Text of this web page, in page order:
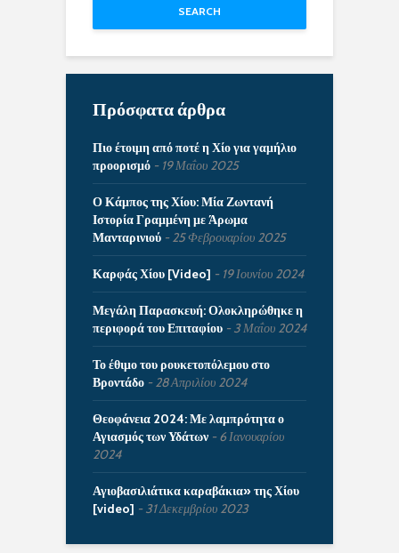
SEARCH
Πρόσφατα άρθρα
Πιο έτοιμη από ποτέ η Χίο για γαμήλιο
προορισμό
19 Μαΐου 2025
Ο Κάμπος της Χίου: Μία Ζωντανή
Ιστορία Γραμμένη με Άρωμα
Μανταρινιού
25 Φεβρουαρίου 2025
Καρφάς Χίου [Video] 19 Ιουνίου 2024
Μεγάλη Παρασκευή: Ολοκληρώθηκε η
περιφορά του Επιταφίου
3 Μαΐου 2024
Το έθιμο του ρουκετοπόλεμου στο
Βροντάδο
28 Απριλίου 2024
Θεοφάνεια 2024: Με λαμπρότητα ο
Αγιασμός των Υδάτων
6 Ιανουαρίου
2024
Αγιοβασιλιάτικα καραβάκια» της Χίου
[video]
31 Δεκεμβρίου 2023